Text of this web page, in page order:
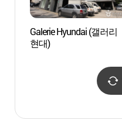
Galerie Hyundai (갤러리
현대)